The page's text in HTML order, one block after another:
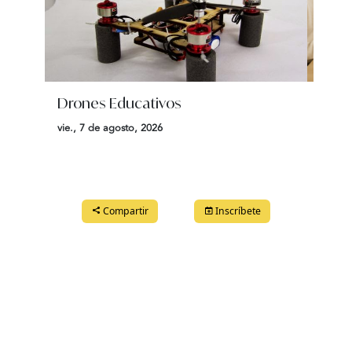
Drones Educativos
vie., 7 de agosto, 2026
Compartir Inscríbete